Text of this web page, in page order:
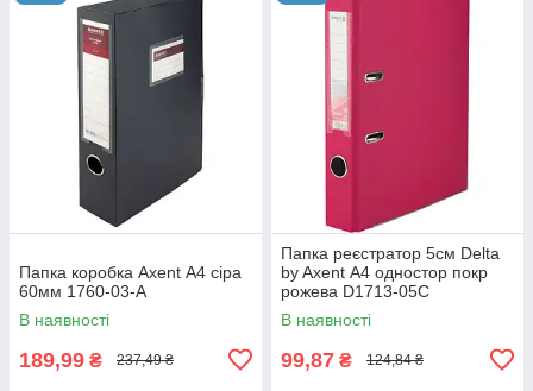
Папка коробка Axent А4 сіра
60мм 1760-03-А
В наявності
189,99 ₴ 237,49 ₴
Папка реєстратор 5см Delta
by Axent А4 одностор покр
рожева D1713-05C
В наявності
99,87 ₴ 124,84 ₴